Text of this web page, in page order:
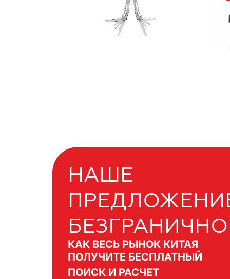
НАШЕ
БЕЗГРАНИЧНО
КАК ВЕСЬ РЫНОК КИТАЯ
ПОЛУЧИТЕ БЕСПЛАТНЫЙ
ПОИСК И РАСЧЕТ